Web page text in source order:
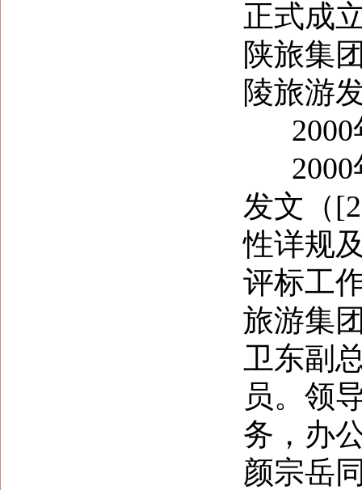
正式成
陕旅集
陵旅游
2000
2000
发文（
性详规
评标工
旅游集
卫东副
员。领
务，办
颜宗岳